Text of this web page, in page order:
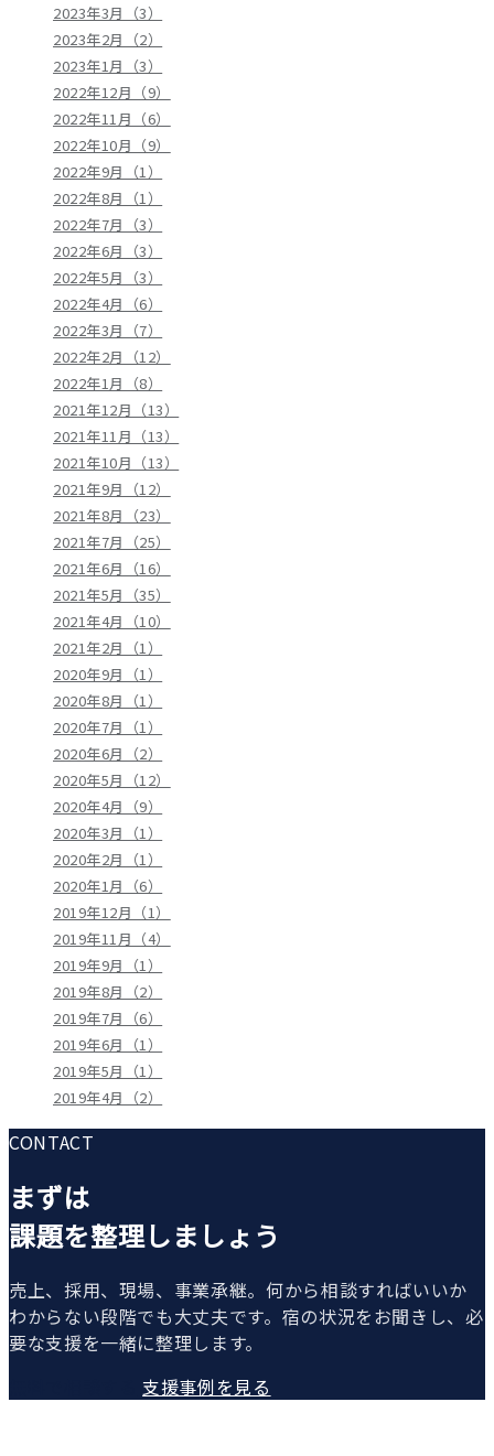
2023年3月（3）
2023年2月（2）
2023年1月（3）
2022年12月（9）
2022年11月（6）
2022年10月（9）
2022年9月（1）
2022年8月（1）
2022年7月（3）
2022年6月（3）
2022年5月（3）
2022年4月（6）
2022年3月（7）
2022年2月（12）
2022年1月（8）
2021年12月（13）
2021年11月（13）
2021年10月（13）
2021年9月（12）
2021年8月（23）
2021年7月（25）
2021年6月（16）
2021年5月（35）
2021年4月（10）
2021年2月（1）
2020年9月（1）
2020年8月（1）
2020年7月（1）
2020年6月（2）
2020年5月（12）
2020年4月（9）
2020年3月（1）
2020年2月（1）
2020年1月（6）
2019年12月（1）
2019年11月（4）
2019年9月（1）
2019年8月（2）
2019年7月（6）
2019年6月（1）
2019年5月（1）
2019年4月（2）
CONTACT
まずは
課題を整理しましょう
売上、採用、現場、事業承継。何から相談すればいいか
わからない段階でも大丈夫です。宿の状況をお聞きし、必
要な支援を一緒に整理します。
支援事例を見る